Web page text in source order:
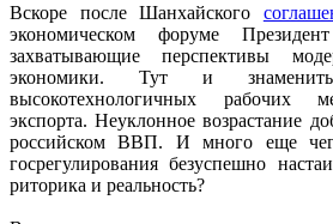
Вскоре после Шанхайского
экономическом форуме
захватывающие перспективы
экономики. Тут и
высокотехнологичных рабочих
экспорта. Неуклонное возрастание
российском ВВП. И много еще
госрегулирования безуспешно
риторика и реальность?